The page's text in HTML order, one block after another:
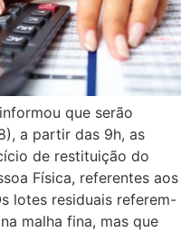
que serão
a partir das 9h, as
de restituição do
Física, referentes aos
lotes residuais referem-
malha fina, mas que